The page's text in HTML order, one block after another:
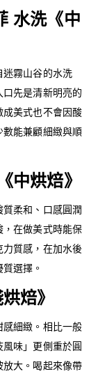
水洗《中
霧山谷的水洗
先是清新明亮的
美式也不會因酸
能兼顧細緻與順
中烘焙》
柔和、口感圓潤
在做美式時能保
質感，在加水後
選擇。
焙》
細緻。相比一般
味」更側重於圓
大。喝起來像帶